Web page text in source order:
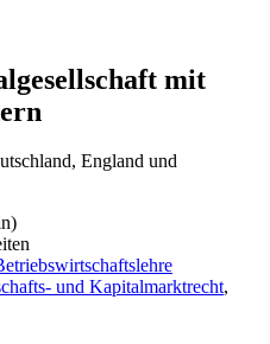
mit
England und
und Kapitalmarktrecht,